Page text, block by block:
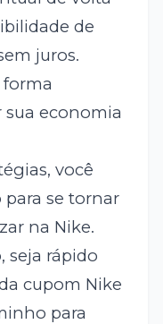
de
juros.
forma
economia
você
se tornar
na Nike.
seja rápido
cupom Nike
para